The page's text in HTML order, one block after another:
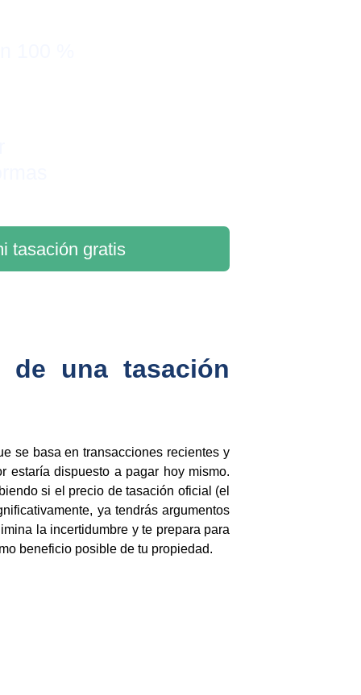
tasación gratis
una tasación
se basa en transacciones recientes y
estaría dispuesto a pagar hoy mismo.
si el precio de tasación oficial (el
ya tendrás argumentos
la incertidumbre y te prepara para
beneficio posible de tu propiedad.